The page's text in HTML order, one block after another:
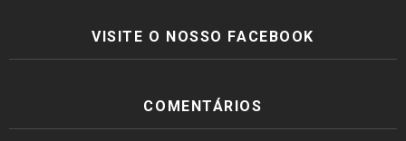
VISITE O NOSSO FACEBOOK
COMENTÁRIOS